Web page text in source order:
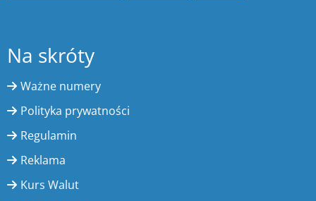
Na skróty
Ważne numery
Polityka prywatności
Regulamin
Reklama
Kurs Walut